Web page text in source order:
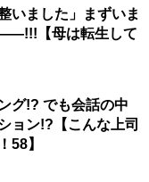
いました」まずいま
【母は転生して
グ!? でも会話の中
ョン!?【こんな上司
58】